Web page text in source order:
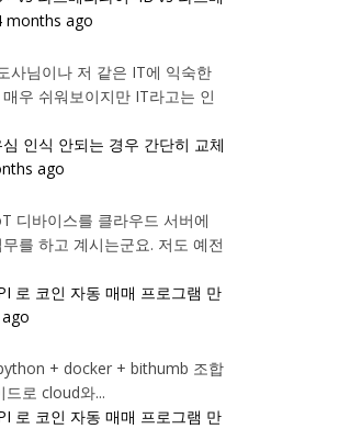
months ago
사님이나 저 같은 IT에 익숙한
우 쉬워보이지만 IT라고는 인
인식 안되는 경우 간단히 교체
ago
디바이스를 클라우드 서버에
를 하고 계시는군요. 저도 예전
로 코인 자동 매매 프로그램 만
+ docker + bithumb 조합
드로 cloud와...
로 코인 자동 매매 프로그램 만